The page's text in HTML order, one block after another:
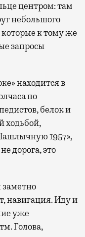
центром: там
небольшого
к тому же
запросы
находится в
по
белок и
ходьбой,
1957»,
дорога, это
заметно
навигация. Иду и
уже
Голова,